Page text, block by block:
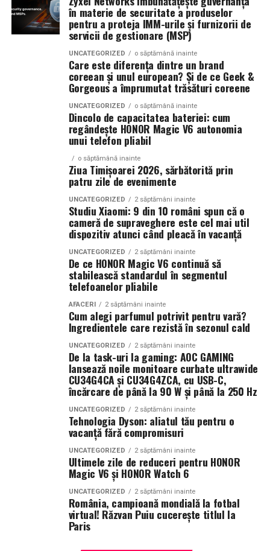
Campaniile moderne permit segmentarea precisă a
publicului și optimizarea continuă a mesajelor. Acest
lucru contribuie la creșterea rentabilității investiției și la
îmbunătățirea performanței generale a strategiei de
O strategie digitală eficientă presupune colaborarea
dintre toate componentele importante: website, SEO,
conținut, promovare și analiză de date. Atunci când
aceste elemente sunt integrate corect, rezultatele devin
mai stabile și mai predictibile.
Pe termen lung, beneficiile sunt evidente. Crește
numărul de clienți, se consolidează reputația brandului
și se dezvoltă relații mai puternice cu publicul. În plus,
investițiile realizate în mediul online produc efecte care
se acumulează și generează valoare constantă.
Companiile care tratează mediul digital ca pe un activ
strategic observă frecvent creșteri ale veniturilor și o
poziționare mai bună în piață. Aceste avantaje oferă
stabilitate și creează premisele unei dezvoltări
În concluzie, integrarea unui website performant cu
optimizarea și promovarea eficientă reprezintă una
dintre cele mai profitabile direcții de dezvoltare pentru
orice afacere care dorește să își crească numărul de
clienți și să își consolideze prezența online.
(Advertorial AI)
Dacă preferi parfumurile fresh, luminoase și energice, La
La Lime este alegerea potrivită.
Parfumul este construit în jurul lime-ului peruvian,
completat de un acord de lenjerie proaspăt spălată și
Akigalawood, o notă lemnoasă modernă care oferă
profunzime și persistență. Rezultatul este un parfum
vibrant, contemporan și ușor de purtat în orice moment
Tropic Thunder– vacanța într-o sticlă
Pentru cei care preferă parfumurile mai calde și
senzuale, Tropic Thunder propune o atmosferă complet
Smochina coaptă, laptele de cocos și lemnul de santal
construiesc o compoziție inspirată de zilele petrecute la
soare și de energia destinațiilor tropicale. Este un
parfum care îmbină prospețimea fructelor cu confortul
notelor cremoase și lemnoase, fiind ideal pentru serile
Parfumuri create fără limite
La La Lime, cât șiTropic Thunderfac parte dinTop
, prima colecție Oriflame inspirată din parfumeria
Colecția a fost dezvoltată în colaborare cu Givaudan și
cu noua generație de parfumieri ai școlii sale de
parfumerie. În cadrul unui proiect unic, aceștia au
primit aceeași provocare: să creeze fără reguli, fără
constrângeri comerciale și fără limitări de cost.
Rezultatul este o colecție de parfumuri moderne,
construite în jurul creativității și al ingredientelor
în materie de securitate a produselor
pentru a proteja IMM-urile și furnizorii de
servicii de gestionare (MSP)
UNCATEGORIZED o săptămână inainte
Care este diferența dintre un brand
coreean și unul european? Și de ce Geek &
Gorgeous a împrumutat trăsături coreene
UNCATEGORIZED o săptămână inainte
Dincolo de capacitatea bateriei: cum
regândește HONOR Magic V6 autonomia
unui telefon pliabil
o săptămână inainte
Ziua Timișoarei 2026, sărbătorită prin
patru zile de evenimente
UNCATEGORIZED 2 săptămâni inainte
Studiu Xiaomi: 9 din 10 români spun că o
cameră de supraveghere este cel mai util
dispozitiv atunci când pleacă în vacanță
UNCATEGORIZED 2 săptămâni inainte
De ce HONOR Magic V6 continuă să
stabilească standardul în segmentul
telefoanelor pliabile
AFACERI 2 săptămâni inainte
Cum alegi parfumul potrivit pentru vară?
Ingredientele care rezistă în sezonul cald
UNCATEGORIZED 2 săptămâni inainte
De la task-uri la gaming: AOC GAMING
lansează noile monitoare curbate ultrawide
CU34G4CA și CU34G4ZCA, cu USB-C,
încărcare de până la 90 W și până la 250 Hz
UNCATEGORIZED 2 săptămâni inainte
Tehnologia Dyson: aliatul tău pentru o
vacanță fără compromisuri
UNCATEGORIZED 2 săptămâni inainte
Ultimele zile de reduceri pentru HONOR
Magic V6 și HONOR Watch 6
UNCATEGORIZED 2 săptămâni inainte
România, campioană mondială la fotbal
virtual! Răzvan Puiu cucerește titlul la
Paris